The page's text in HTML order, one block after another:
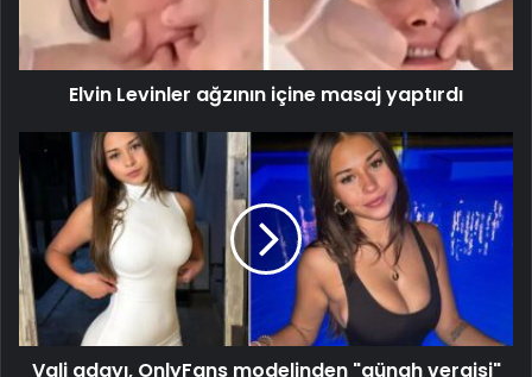
Elvin Levinler ağzının içine masaj yaptırdı
Vali adayı, OnlyFans modelinden "günah vergisi"